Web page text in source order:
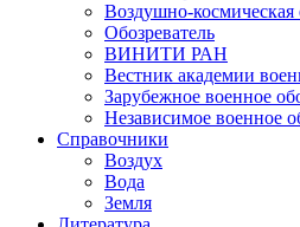
Воздушно-космическая
Обозреватель
ВИНИТИ РАН
Вестник академии
Зарубежное военное
Независимое военное
Справочники
Воздух
Вода
Земля